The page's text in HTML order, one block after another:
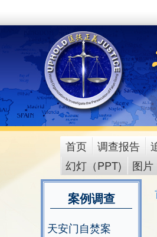
to
content
main
menu
首页 调查报告
幻灯（PPT)
图片
案例调查
天安门自焚案